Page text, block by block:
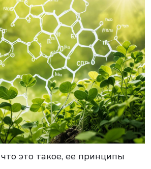
это такое, ее принципы